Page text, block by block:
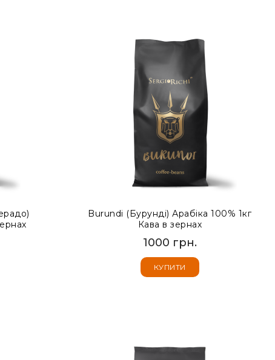
Burundi (Бурунді) Арабіка 100% 1кг
Кава в зернах
1000 грн.
КУПИТИ